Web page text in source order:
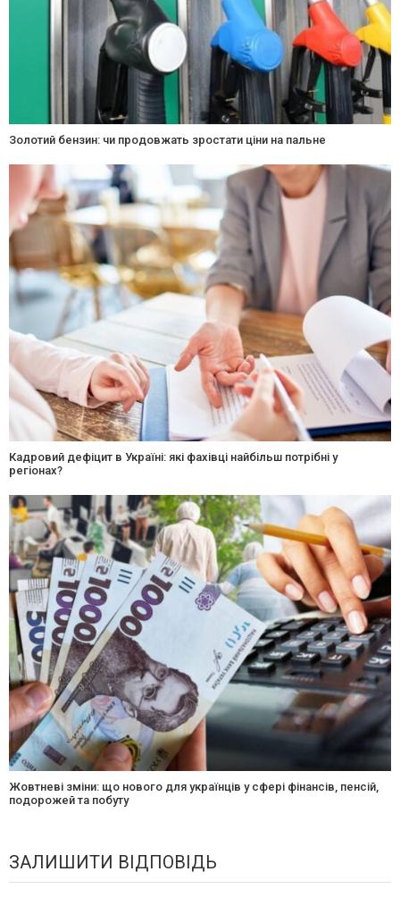
Золотий бензин: чи продовжать зростати ціни на пальне
Кадровий дефіцит в Україні: які фахівці найбільш потрібні у
регіонах?
Жовтневі зміни: що нового для українців у сфері фінансів, пенсій,
подорожей та побуту
ЗАЛИШИТИ ВІДПОВІДЬ